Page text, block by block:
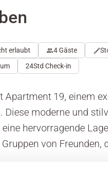
erlaubt 4 Gäste
24Std Check-in
19, einem
moderne und
hervorragende
von Freunden,